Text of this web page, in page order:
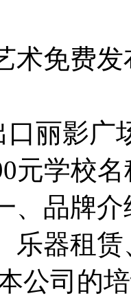
术免费
口丽影
元学校
、品牌
乐器租
公司的